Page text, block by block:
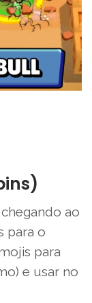
ao
para o
para
e usar no